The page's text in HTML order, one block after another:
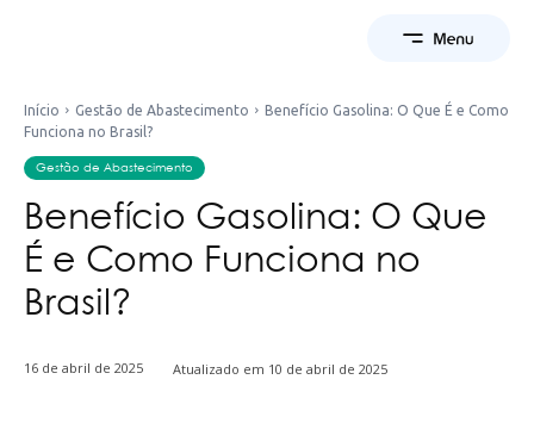
Início Gestão de Abastecimento
Benefício Gasolina: O Que É e Como
Funciona no Brasil?
Gestão de Abastecimento
Benefício Gasolina: O Que
É e Como Funciona no
Brasil?
16 de abril de 2025 Atualizado em 10 de abril de 2025